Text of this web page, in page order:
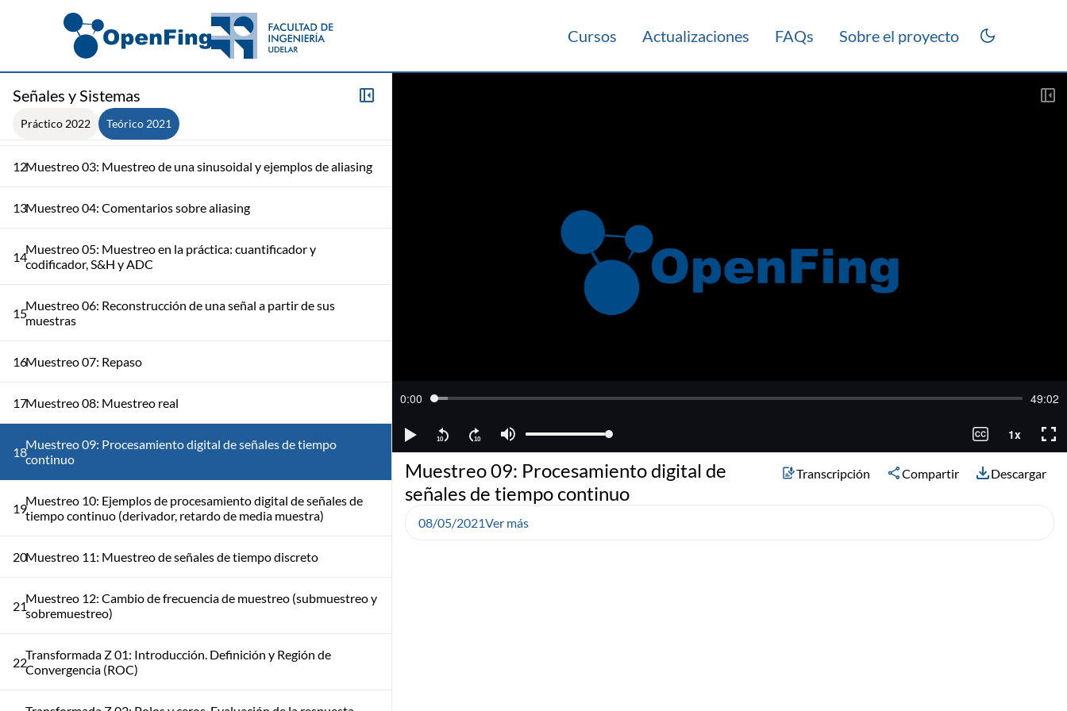
Cursos Actualizaciones FAQs Sobre el proyecto
Señales y Sistemas
Práctico 2022 Teórico 2021
Transformada de Laplace: Representación de SLIT por diagramas
de bloques
11Muestreo 02: Teorema de Muestreo
12Muestreo 03: Muestreo de una sinusoidal y ejemplos de aliasing
13Muestreo 04: Comentarios sobre aliasing
14Muestreo 05: Muestreo en la práctica: cuantificador y
codificador, S&H y ADC
15Muestreo 06: Reconstrucción de una señal a partir de sus
muestras
16Muestreo 07: Repaso
17Muestreo 08: Muestreo real
18Muestreo 09: Procesamiento digital de señales de tiempo
continuo
19Muestreo 10: Ejemplos de procesamiento digital de señales de
tiempo continuo (derivador, retardo de media muestra)
20Muestreo 11: Muestreo de señales de tiempo discreto
21Muestreo 12: Cambio de frecuencia de muestreo (submuestreo y
sobremuestreo)
22Transformada Z 01: Introducción. Definición y Región de
Convergencia (ROC)
Muestreo 09: Procesamiento digital de
señales de tiempo continuo
Transcripción Compartir Descargar
08/05/2021Ver más